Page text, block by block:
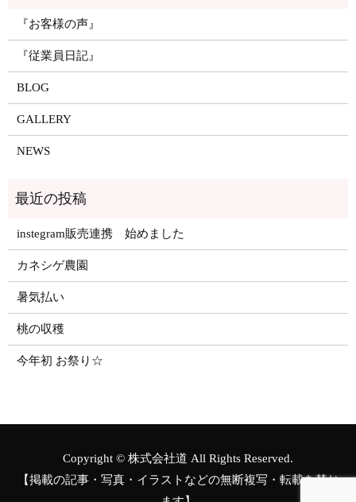
『お客様の声』
『従業員日記』
BLOG
GALLERY
NEWS
instegram販売連携 始めました
カネシゲ農園
暑気払い
桃の収穫
今年初 お祭り☆
Copyright © 株式会社道 All Rights Reserved.
【掲載の記事・写真・イラストなどの無断複写・転載を禁じ